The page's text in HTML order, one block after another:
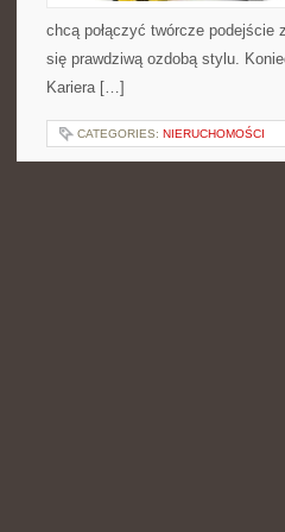
chcą połączyć twórcze podejście
się prawdziwą ozdobą stylu.
Kariera […]
CATEGORIES: NIERUCHOMOŚCI